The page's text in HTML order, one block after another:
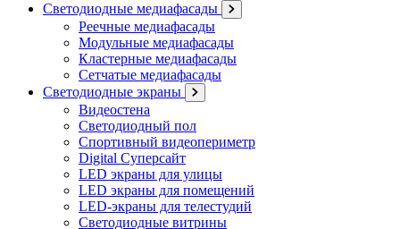
Светодиодные медиафасады
Реечные медиафасады
Модульные медиафасады
Кластерные медиафасады
Сетчатые медиафасады
Светодиодные экраны
Видеостена
Светодиодный пол
Спортивный видеопериметр
Digital Суперсайт
LED экраны для улицы
LED экраны для помещений
LED-экраны для телестудий
Светодиодные витрины